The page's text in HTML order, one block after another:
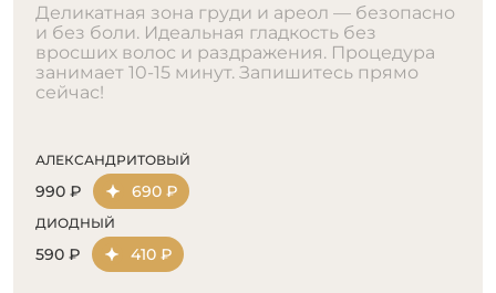
Нежная кожа декольте без раздражения и
покраснений. Полное удаление волос с
сохранением естественной красоты и
шелковистости зоны. Процедура занимает
15-20 минут. Запишитесь на эпиляцию прямо
АЛЕКСАНДРИТОВЫЙ
2390 ₽ 1670 ₽
ДИОДНЫЙ
1690 ₽ 1180 ₽